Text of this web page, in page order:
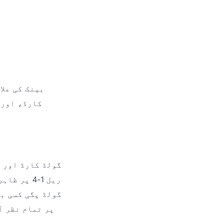
بینک کی
کارڈ،
گولڈ پگی کسی
پر تمام نظر